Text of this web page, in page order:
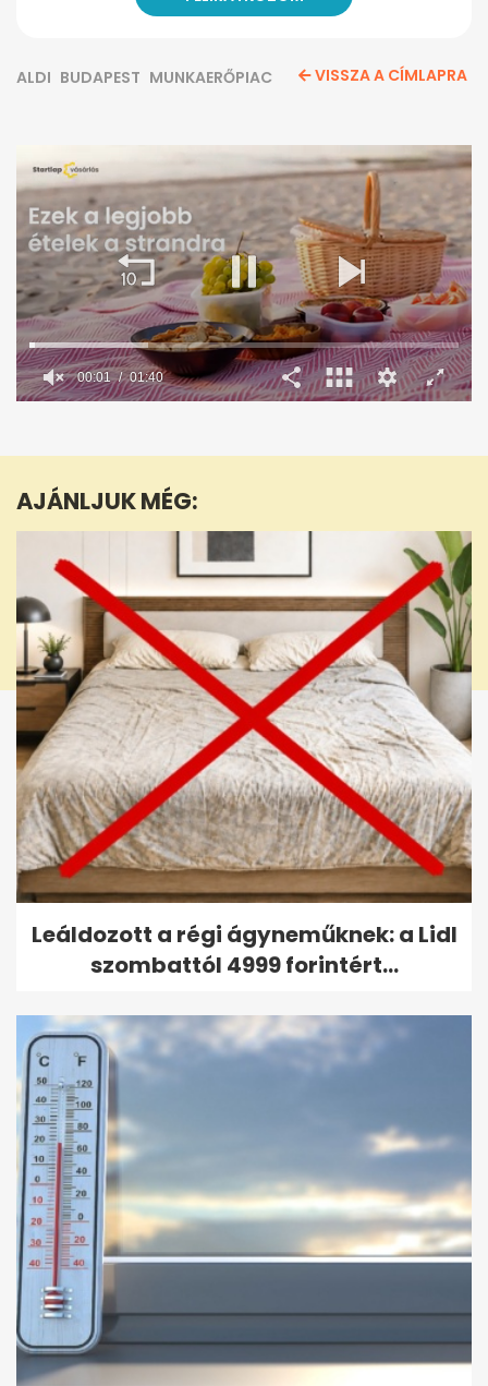
ALDI BUDAPEST MUNKAERŐPIAC VISSZA A CÍMLAPRA
1
40
seconds
AJÁNLJUK MÉG:
Leáldozott a régi ágyneműknek: a Lidl
szombattól 4999 forintért...